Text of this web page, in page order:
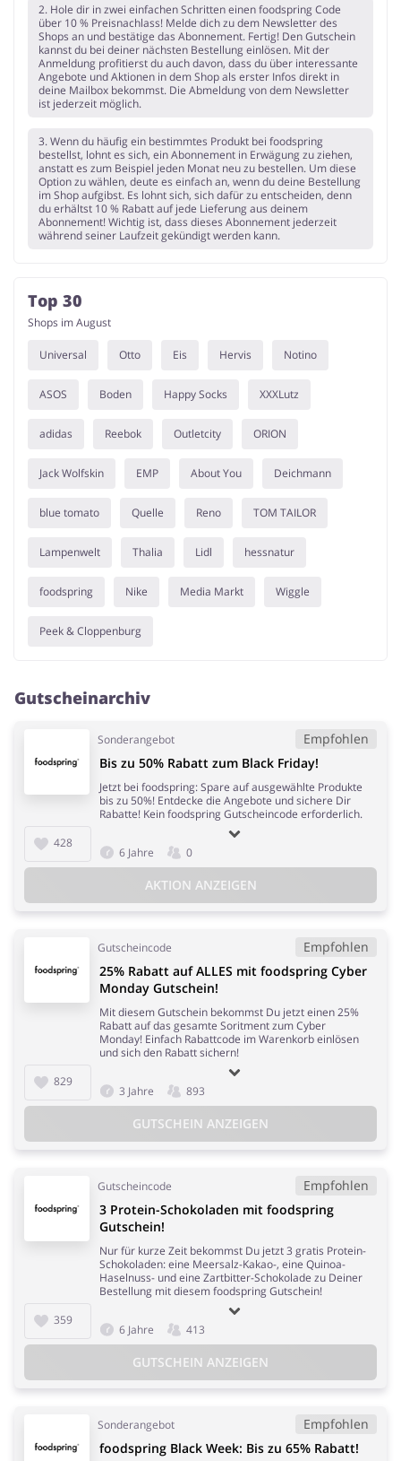
2. Hole dir in zwei einfachen Schritten einen foodspring Code
über 10 % Preisnachlass! Melde dich zu dem Newsletter des
Shops an und bestätige das Abonnement. Fertig! Den Gutschein
kannst du bei deiner nächsten Bestellung einlösen. Mit der
Anmeldung profitierst du auch davon, dass du über interessante
Angebote und Aktionen in dem Shop als erster Infos direkt in
deine Mailbox bekommst. Die Abmeldung von dem Newsletter
ist jederzeit möglich.
3. Wenn du häufig ein bestimmtes Produkt bei foodspring
bestellst, lohnt es sich, ein Abonnement in Erwägung zu ziehen,
anstatt es zum Beispiel jeden Monat neu zu bestellen. Um diese
Option zu wählen, deute es einfach an, wenn du deine Bestellung
im Shop aufgibst. Es lohnt sich, sich dafür zu entscheiden, denn
du erhältst 10 % Rabatt auf jede Lieferung aus deinem
Abonnement! Wichtig ist, dass dieses Abonnement jederzeit
während seiner Laufzeit gekündigt werden kann.
Top 30
Shops im August
Universal Otto Eis Hervis Notino
ASOS Boden Happy Socks XXXLutz
adidas Reebok Outletcity ORION
Jack Wolfskin EMP About You Deichmann
blue tomato Quelle Reno TOM TAILOR
Lampenwelt Thalia Lidl hessnatur
foodspring Nike Media Markt Wiggle
Peek & Cloppenburg
Gutscheinarchiv
Sonderangebot Empfohlen
428
Bis zu 50% Rabatt zum Black Friday!
Jetzt bei foodspring: Spare auf ausgewählte Produkte
bis zu 50%! Entdecke die Angebote und sichere Dir
Rabatte! Kein foodspring Gutscheincode erforderlich.
6 Jahre 0
AKTION ANZEIGEN
Gutscheincode Empfohlen
829
25% Rabatt auf ALLES mit foodspring Cyber
Monday Gutschein!
Mit diesem Gutschein bekommst Du jetzt einen 25%
Rabatt auf das gesamte Soritment zum Cyber
Monday! Einfach Rabattcode im Warenkorb einlösen
und sich den Rabatt sichern!
3 Jahre 893
GUTSCHEIN ANZEIGEN
Gutscheincode Empfohlen
359
3 Protein-Schokoladen mit foodspring
Gutschein!
Nur für kurze Zeit bekommst Du jetzt 3 gratis Protein-
Schokoladen: eine Meersalz-Kakao-, eine Quinoa-
Haselnuss- und eine Zartbitter-Schokolade zu Deiner
Bestellung mit diesem foodspring Gutschein!
6 Jahre 413
GUTSCHEIN ANZEIGEN
Sonderangebot Empfohlen
foodspring Black Week: Bis zu 65% Rabatt!